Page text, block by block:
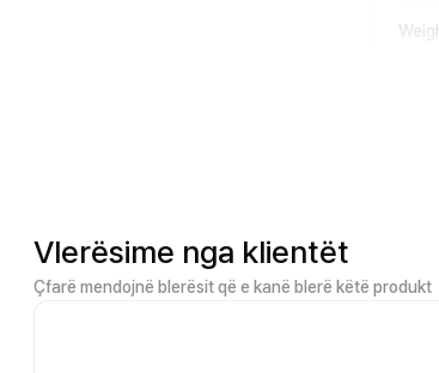
Vlerësime nga klientët
Çfarë mendojnë blerësit që e kanë blerë këtë produkt